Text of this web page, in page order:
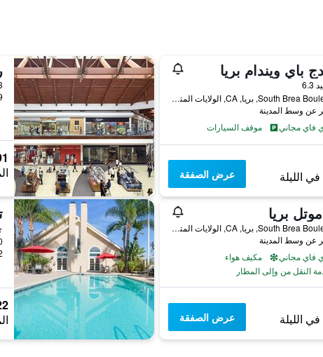
باي ويندام بريا
805 South Brea Boulevard, بريا, CA, الولايات المتحدة الأميريكية
فاي مجاني
موقف السيارات
الليلة عرض الصفقة
0.9
بريا
727 South Brea Boulevard, بريا, CA, الولايات المتحدة الأميريكية
فاي مجاني
مكيف هواء
النقل من وإلى المطار
الليلة عرض الصفقة
3
4.2